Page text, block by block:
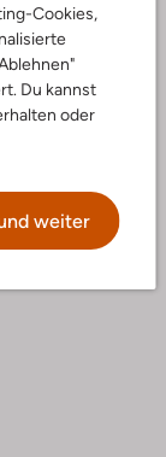
Cookies,
Du kannst
oder
weiter